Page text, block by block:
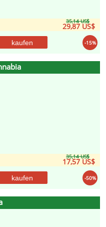
35,14 US$
29,87 US$
-15%
kaufen
35,14 US$
17,57 US$
-50%
kaufen